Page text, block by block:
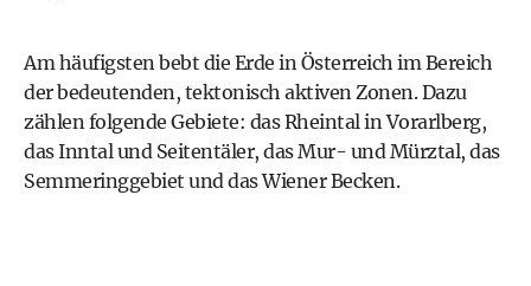
Am häufigsten bebt die Erde in Österreich im Bereich
der bedeutenden, tektonisch aktiven Zonen. Dazu
zählen folgende Gebiete: das Rheintal in Vorarlberg,
das Inntal und Seitentäler, das Mur- und Mürztal, das
Semmeringgebiet und das Wiener Becken.